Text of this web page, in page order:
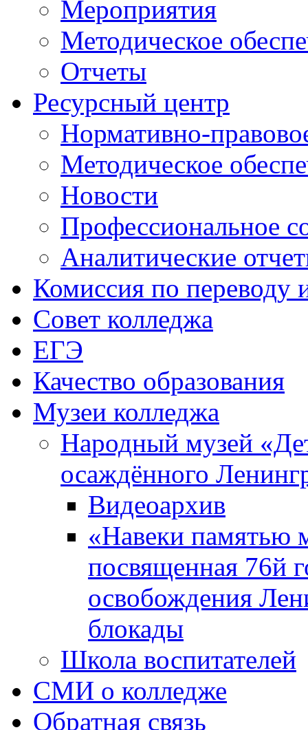
Мероприятия
Методическое
Отчеты
Ресурсный центр
Нормативно-
Методическое
Новости
Профессиональное
Аналитические
Комиссия по переводу
Совет колледжа
ЕГЭ
Качество образования
Музеи колледжа
Народный музей
осаждённого
Видеоархив
«Навеки памятью
посвященная 76й
освобождения
блокады
Школа воспитателей
СМИ о колледже
Обратная связь